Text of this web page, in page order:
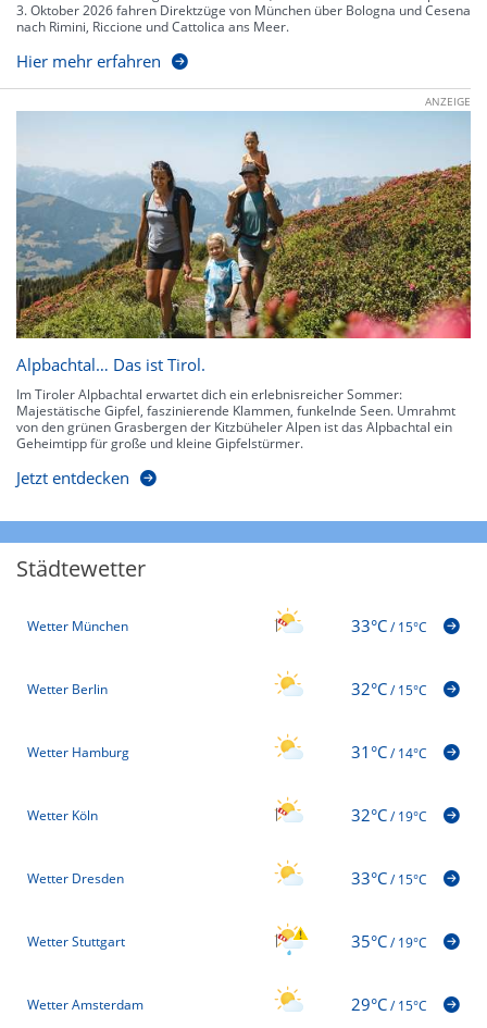
3. Oktober 2026 fahren Direktzüge von München über Bologna und Cesena
nach Rimini, Riccione und Cattolica ans Meer.
Hier mehr erfahren
ANZEIGE
Alpbachtal… Das ist Tirol.
Im Tiroler Alpbachtal erwartet dich ein erlebnisreicher Sommer:
Majestätische Gipfel, faszinierende Klammen, funkelnde Seen. Umrahmt
von den grünen Grasbergen der Kitzbüheler Alpen ist das Alpbachtal ein
Geheimtipp für große und kleine Gipfelstürmer.
Jetzt entdecken
Städtewetter
Wetter München 33°C/15°C
Wetter Berlin 32°C/15°C
Wetter Hamburg 31°C/14°C
Wetter Köln 32°C/19°C
Wetter Dresden 33°C/15°C
Wetter Stuttgart 35°C/19°C
Wetter Amsterdam 29°C/15°C